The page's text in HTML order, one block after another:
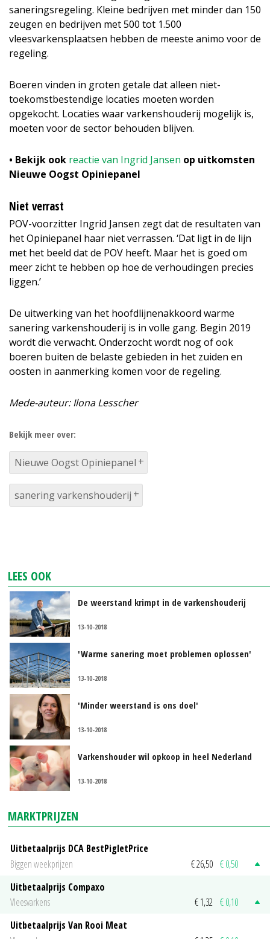
saneringsregeling. Kleine bedrijven met minder dan 150
zeugen en bedrijven met 500 tot 1.500
vleesvarkensplaatsen hebben de meeste animo voor de
regeling.
Boeren vinden in groten getale dat alleen niet-
toekomstbestendige locaties moeten worden
opgekocht. Locaties waar varkenshouderij mogelijk is,
moeten voor de sector behouden blijven.
• Bekijk ook reactie van Ingrid Jansen op uitkomsten
Nieuwe Oogst Opiniepanel
Niet verrast
POV-voorzitter Ingrid Jansen zegt dat de resultaten van
het Opiniepanel haar niet verrassen. ‘Dat ligt in de lijn
met het beeld dat de POV heeft. Maar het is goed om
meer zicht te hebben op hoe de verhoudingen precies
liggen.’
De uitwerking van het hoofdlijnenakkoord warme
sanering varkenshouderij is in volle gang. Begin 2019
wordt die verwacht. Onderzocht wordt nog of ook
boeren buiten de belaste gebieden in het zuiden en
oosten in aanmerking komen voor de regeling.
Mede-auteur: Ilona Lesscher
Bekijk meer over:
Nieuwe Oogst Opiniepanel
sanering varkenshouderij
LEES OOK
De weerstand krimpt in de varkenshouderij
13-10-2018
'Warme sanering moet problemen oplossen'
13-10-2018
'Minder weerstand is ons doel'
13-10-2018
Varkenshouder wil opkoop in heel Nederland
13-10-2018
MARKTPRIJZEN
Uitbetaalprijs DCA BestPigletPrice
Biggen weekprijzen
€ 26,50 € 0,50
Uitbetaalprijs Compaxo
Vleesvarkens
€ 1,32 € 0,10
Uitbetaalprijs Van Rooi Meat